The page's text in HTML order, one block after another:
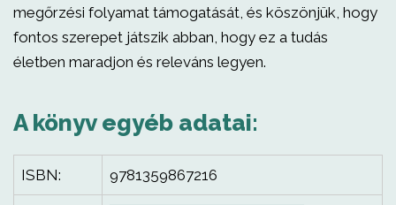
megőrzési folyamat támogatását, és köszönjük, hogy
fontos szerepet játszik abban, hogy ez a tudás
életben maradjon és releváns legyen.
A könyv egyéb adatai:
ISBN: 9781359867216